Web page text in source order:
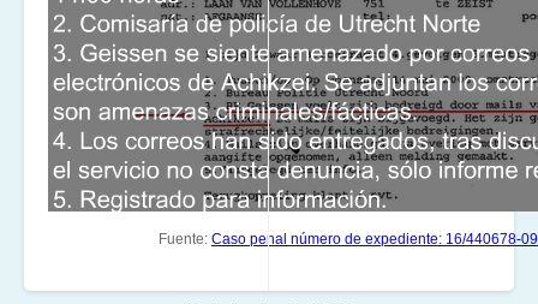
Fuente: Caso penal número de expediente: 16/440678-09